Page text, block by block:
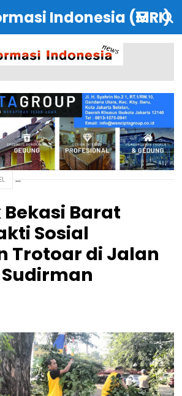
Indonesia (MRI)
Barat
Sosial
Trotoar di Jalan